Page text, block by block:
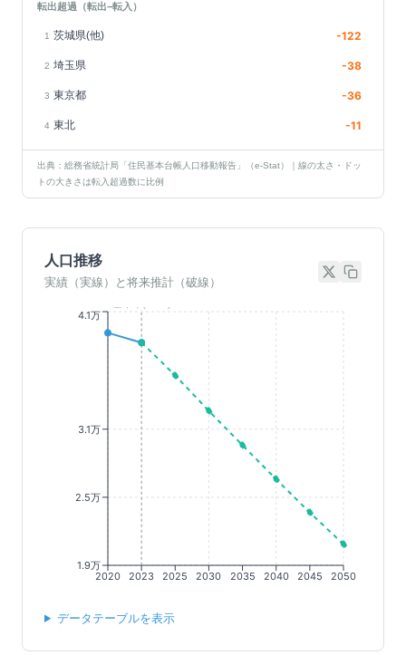
転出超過（転出−転入）
1 茨城県(他) -122
2 埼玉県 -38
3 東京都 -36
4 東北 -11
出典：総務省統計局「住民基本台帳人口移動報告」（e-Stat）｜線の太さ・ドッ
トの大きさは転入超過数に比例
人口推移
実績（実線）と将来推計（破線）
2020 2023 2025 2030 2035 2040 2045 2050
1.9万
2.5万
3.1万
4.1万
データテーブルを表示